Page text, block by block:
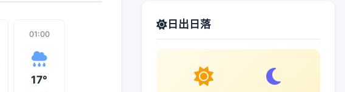
01:00
17°
日出日落